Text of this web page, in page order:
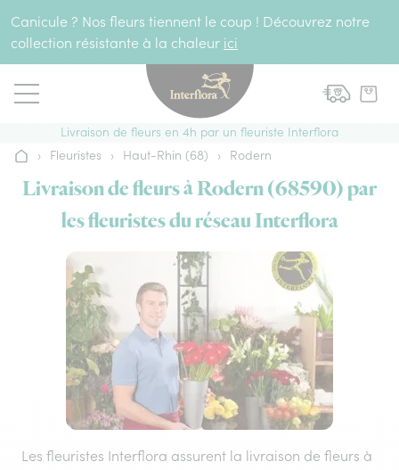
Canicule ? Nos fleurs tiennent le coup ! Découvrez notre
collection résistante à la chaleur ici
Livraison de fleurs en 4h par un fleuriste Interflora
Accueil
› Fleuristes › Haut-Rhin (68) › Rodern
Livraison de fleurs à Rodern (68590) par
les fleuristes du réseau Interflora
Les fleuristes Interflora assurent la livraison de fleurs à